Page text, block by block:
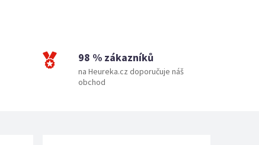
98 % zákazníků
na Heureka.cz doporučuje náš
obchod